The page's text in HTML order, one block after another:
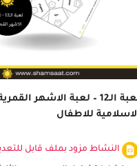
لعبة الـ12 – لعبة الاشهر القمرية
الاسلامية للاطفال